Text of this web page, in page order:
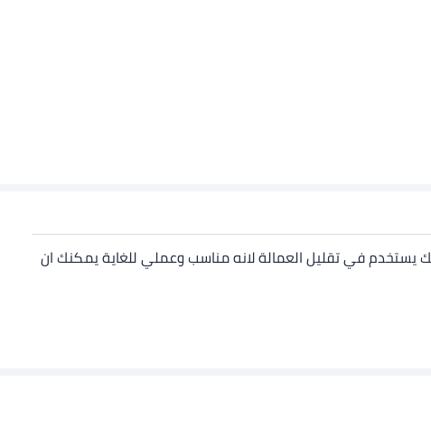
في تقليل العمالة لانه مناسب وعملي للغاية يمكنك ان